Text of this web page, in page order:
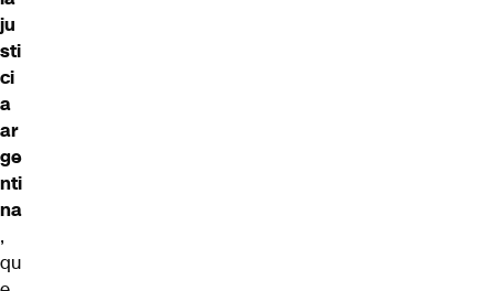
ju
sti
ci
a
ar
ge
nti
na
,
qu